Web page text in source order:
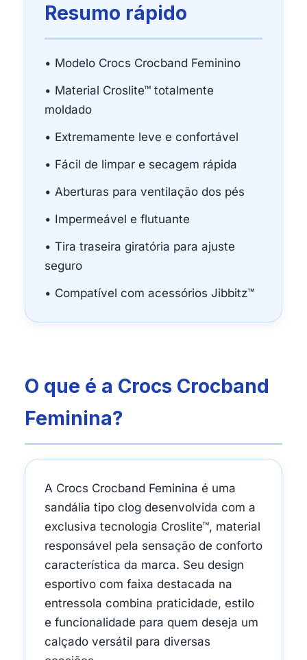
Resumo rápido
• Modelo Crocs Crocband Feminino
• Material Croslite™ totalmente
moldado
• Extremamente leve e confortável
• Fácil de limpar e secagem rápida
• Aberturas para ventilação dos pés
• Impermeável e flutuante
• Tira traseira giratória para ajuste
seguro
• Compatível com acessórios Jibbitz™
O que é a Crocs Crocband
Feminina?
A Crocs Crocband Feminina é uma
sandália tipo clog desenvolvida com a
exclusiva tecnologia Croslite™, material
responsável pela sensação de conforto
característica da marca. Seu design
esportivo com faixa destacada na
entressola combina praticidade, estilo
e funcionalidade para quem deseja um
calçado versátil para diversas